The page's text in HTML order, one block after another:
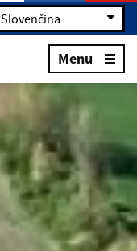
Slovenčina
Menu